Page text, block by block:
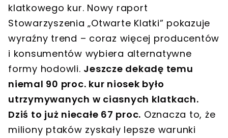
klatkowego kur. Nowy raport
Stowarzyszenia „Otwarte Klatki” pokazuje
wyraźny trend – coraz więcej producentów
i konsumentów wybiera alternatywne
formy hodowli. Jeszcze dekadę temu
niemal 90 proc. kur niosek było
utrzymywanych w ciasnych klatkach.
Dziś to już niecałe 67 proc. Oznacza to, że
miliony ptaków zyskały lepsze warunki